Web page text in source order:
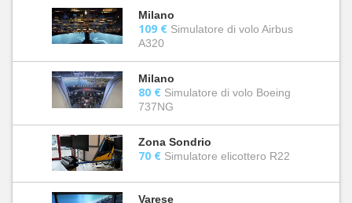
Milano
109 € Simulatore di volo Airbus
A320
Milano
80 € Simulatore di volo Boeing
737NG
Zona Sondrio
70 € Simulatore elicottero R22
Varese